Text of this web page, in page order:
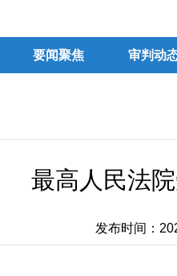
要闻聚焦 审判动
最高人民法
发布时间：